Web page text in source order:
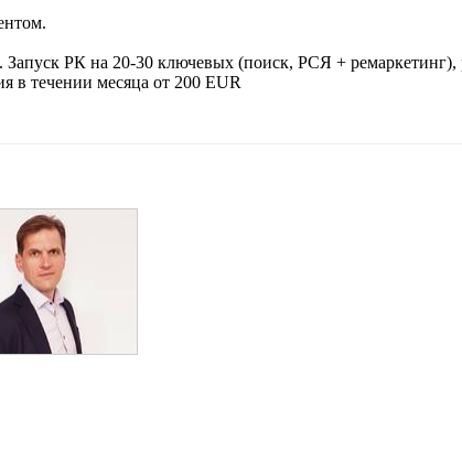
РК на 20-30 ключевых (поиск, РСЯ + ремаркетинг),
в течении месяца от 200 EUR